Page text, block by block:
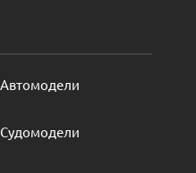
Автомодели
Судомодели